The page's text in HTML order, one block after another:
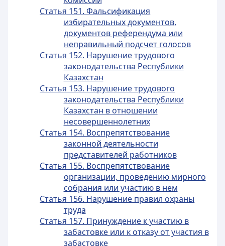
Статья 151. Фальсификация
избирательных документов,
документов референдума или
неправильный подсчет голосов
Статья 152. Нарушение трудового
законодательства Республики
Казахстан
Статья 153. Нарушение трудового
законодательства Республики
Казахстан в отношении
несовершеннолетних
Статья 154. Воспрепятствование
законной деятельности
представителей работников
Статья 155. Воспрепятствование
организации, проведению мирного
собрания или участию в нем
Статья 156. Нарушение правил охраны
труда
Статья 157. Принуждение к участию в
забастовке или к отказу от участия в
забастовке